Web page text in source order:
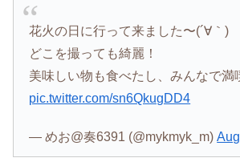
花火の日に行って来ました〜(´∀｀)
どこを撮っても綺麗！
美味しい物も食べたし、みんなで満
pic.twitter.com/sn6QkugDD4
— めお@奏6391 (@mykmyk_m)